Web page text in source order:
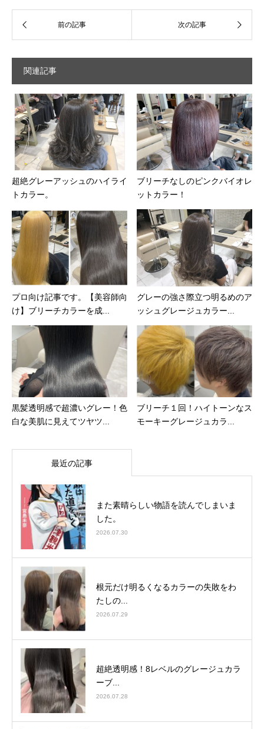
関連記事
超絶グレーアッシュのハイライ
トカラー。
ブリーチなしのピンクバイオレ
ットカラー！
プロ向け記事です。【美容師向
け】ブリーチカラーを成...
グレーの強さ際立つ明るめのア
ッシュグレージュカラー...
黒髪透明感で超濃いグレー！色
白な美肌に見えてツヤツ...
ブリーチ１回！ハイトーンなス
モーキーグレージュカラ...
最近の記事
また素晴らしい物語を読んでしまいま
した。
2026.07.30
根元だけ明るくなるカラーの失敗をわ
たしの...
2026.07.29
超絶透明感！8レベルのグレージュカラ
ーブ...
2026.07.28